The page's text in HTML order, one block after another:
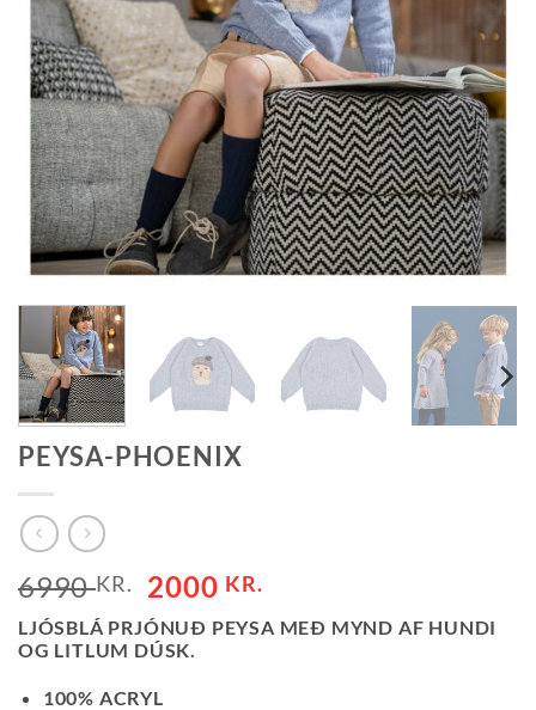
PEYSA-PHOENIX
6990KR.
ORIGINAL
PRICE
WAS:
2000 KR.CURRENT
PRICE
IS:
LJÓSBLÁ PRJÓNUÐ PEYSA MEÐ MYND AF HUNDI
OG LITLUM DÚSK.
100% ACRYL